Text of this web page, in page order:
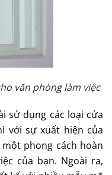
văn phòng làm việc
sử dụng các loại cửa
với sự xuất hiện của
phong cách hoàn
của bạn. Ngoài ra,